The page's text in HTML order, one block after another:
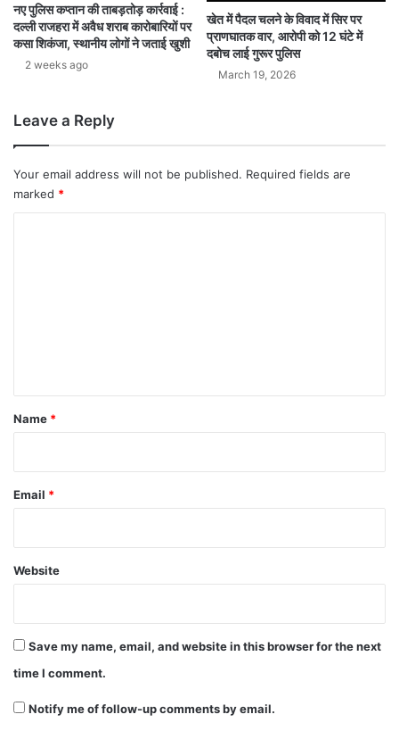
नए पुलिस कप्तान की ताबड़तोड़ कार्रवाई :
दल्ली राजहरा में अवैध शराब कारोबारियों पर
कसा शिकंजा, स्थानीय लोगों ने जताई खुशी
2 weeks ago
खेत में पैदल चलने के विवाद में सिर पर
प्राणघातक वार, आरोपी को 12 घंटे में
दबोच लाई गुरूर पुलिस
March 19, 2026
Leave a Reply
Your email address will not be published. Required fields are
marked *
*
Name *
Email *
Website
Save my name, email, and website in this browser for the next
time I comment.
Notify me of follow-up comments by email.